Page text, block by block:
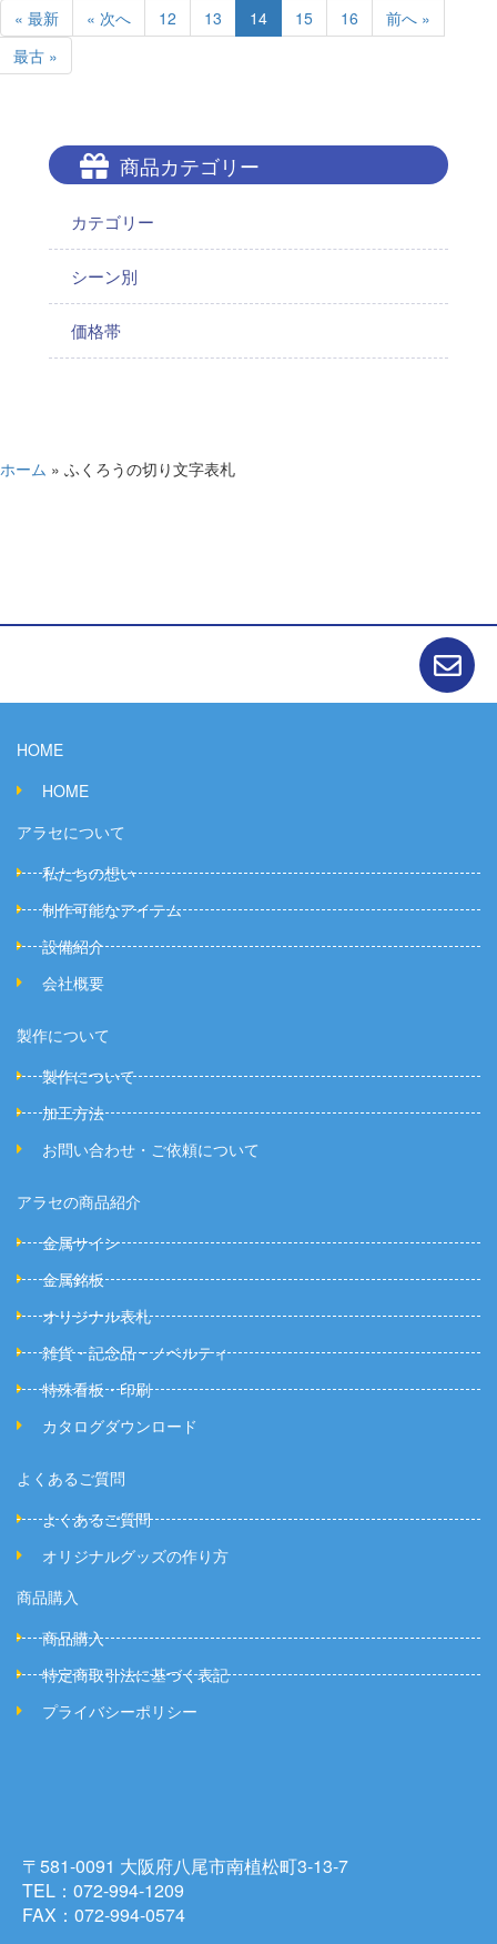
« 最新 « 次へ 12 13 14 15 16
前へ »
最古 »
商品カテゴリー
カテゴリー
シーン別
価格帯
ホーム » ふくろうの切り文字表札
HOME
HOME
アラセについて
私たちの想い
制作可能なアイテム
設備紹介
会社概要
製作について
製作について
加工方法
お問い合わせ・ご依頼について
アラセの商品紹介
金属サイン
金属銘板
オリジナル表札
雑貨・記念品・ノベルティ
特殊看板・印刷
カタログダウンロード
よくあるご質問
よくあるご質問
オリジナルグッズの作り方
商品購入
商品購入
特定商取引法に基づく表記
プライバシーポリシー
〒581-0091 大阪府八尾市南植松町3-13-7
TEL：072-994-1209
FAX：072-994-0574